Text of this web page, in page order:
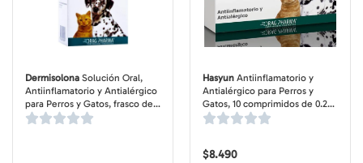
Dermisolona Solución Oral,
Antiinflamatorio y Antialérgico
para Perros y Gatos, frasco de
30 ml
Hasyun Antiinflamatorio y
Antialérgico para Perros y
Gatos, 10 comprimidos de 0.25
mg
$8.490